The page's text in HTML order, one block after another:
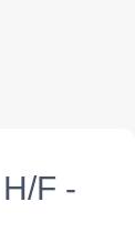
F -